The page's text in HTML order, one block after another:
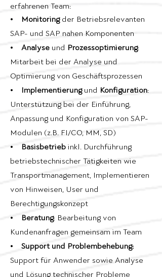
erfahrenen Team:
•
Monitoring der Betriebsrelevanten
SAP- und SAP nahen Komponenten
• Analyse und Prozessoptimierung:
Mitarbeit bei der Analyse und
Optimierung von Geschäftsprozessen
•
Implementierung und Konfiguration:
Unterstützung bei der Einführung,
Anpassung und Konfiguration von SAP-
Modulen (z.B. FI/CO, MM, SD)
•
Basisbetrieb inkl. Durchführung
betriebstechnischer Tätigkeiten wie
Transportmanagement, Implementieren
von Hinweisen, User und
Berechtigungskonzept
•
Beratung: Bearbeitung von
Kundenanfragen gemeinsam im Team
• Support und Problembehebung:
Support für Anwender sowie Analyse
und Lösung technischer Probleme